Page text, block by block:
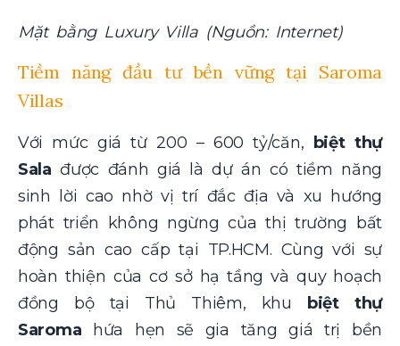
Mặt bằng Luxury Villa (Nguồn: Internet)
Tiềm năng đầu tư bền vững tại Saroma
Villas
Với mức giá từ 200 – 600 tỷ/căn,
biệt thự
Sala được đánh giá là dự án có tiềm năng
sinh lời cao nhờ vị trí đắc địa và xu hướng
phát triển không ngừng của thị trường bất
động sản cao cấp tại TP.HCM. Cùng với sự
hoàn thiện của cơ sở hạ tầng và quy hoạch
đồng bộ tại Thủ Thiêm, khu
biệt thự
Saroma hứa hẹn sẽ gia tăng giá trị bền